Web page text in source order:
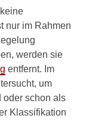
nur im Rahmen
werden sie
entfernt. Im
um
oder schon als
Klassifikation